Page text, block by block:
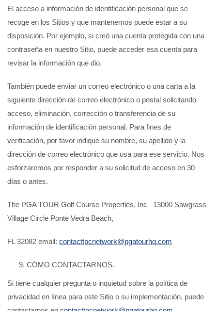
El acceso a información de identificación personal que se
recoge en los Sitios y que mantenemos puede estar a su
disposición. Por ejemplo, si creó una cuenta protegida con una
contraseña en nuestro Sitio, puede acceder esa cuenta para
revisar la información que dio.
También puede enviar un correo electrónico o una carta a la
siguiente dirección de correo electrónico o postal solicitando
acceso, eliminación, corrección o transferencia de su
información de identificación personal. Para fines de
verificación, por favor indique su nombre, su apellido y la
dirección de correo electrónico que usa para ese servicio. Nos
esforzaremos por responder a su solicitud de acceso en 30
días o antes.
The PGA TOUR Golf Course Properties, Inc –13000 Sawgrass
Village Circle Ponte Vedra Beach,
FL 32082 email: contacttpcnetwork@pgatourhq.com
CÓMO CONTACTARNOS.
Si tiene cualquier pregunta o inquietud sobre la política de
privacidad en línea para este Sitio o su implementación, puede